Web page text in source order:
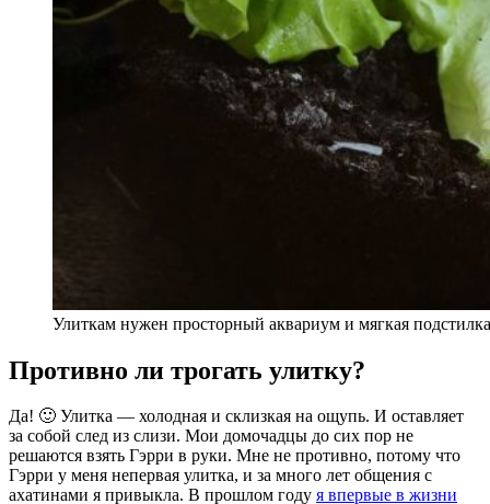
Улиткам нужен просторный аквариум и мягкая
Противно ли трогать улитку?
Да! 🙂 Улитка — холодная и склизкая на ощупь. И оставляет
за собой след из слизи. Мои домочадцы до сих пор не
решаются взять Гэрри в руки. Мне не противно, потому что
Гэрри у меня непервая улитка, и за много лет общения с
ахатинами я привыкла. В прошлом году я впервые в жизни